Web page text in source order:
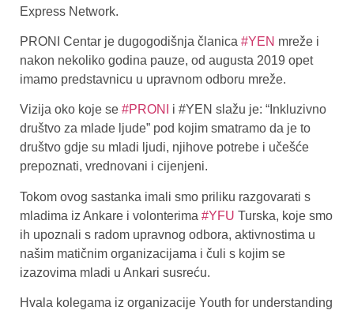
Express Network.
PRONI Centar je dugogodišnja članica #YEN mreže i
nakon nekoliko godina pauze, od augusta 2019 opet
imamo predstavnicu u upravnom odboru mreže.
Vizija oko koje se #PRONI
i #YEN slažu je: “Inkluzivno
društvo za mlade ljude” pod kojim smatramo da je to
društvo gdje su mladi ljudi, njihove potrebe i učešće
prepoznati, vrednovani i cijenjeni.
Tokom ovog sastanka imali smo priliku razgovarati s
mladima iz Ankare i volonterima #YFU Turska, koje smo
ih upoznali s radom upravnog odbora, aktivnostima u
našim matičnim organizacijama i čuli s kojim se
izazovima mladi u Ankari susreću.
Hvala kolegama iz organizacije Youth for understanding